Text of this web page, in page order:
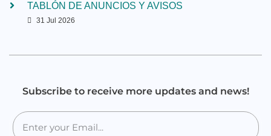
TABLÓN DE ANUNCIOS Y AVISOS
31 Jul 2026
Subscribe to receive more updates and news!